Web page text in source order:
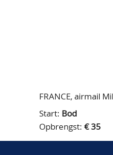
FRANCE, airmail
Start: Bod
Opbrengst: € 35